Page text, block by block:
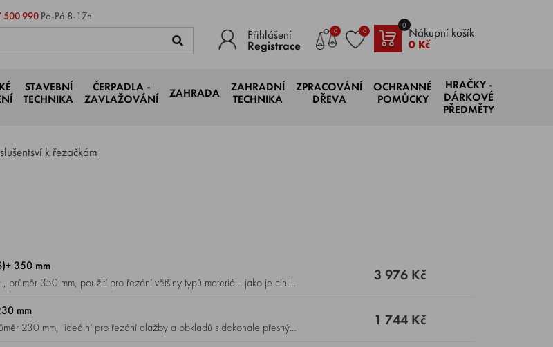
500 990 Po-Pá 8-17h
Přihlášení
Registrace
0 0 Nákupní košík
0 Kč
0
STAVEBNÍ
TECHNIKA
ČERPADLA -
ZAVLAŽOVÁNÍ
ZAHRADA
ZAHRADNÍ
TECHNIKA
ZPRACOVÁNÍ
DŘEVA
OCHRANNÉ
POMŮCKY
HRAČKY -
DÁRKOVÉ
PŘEDMĚTY
k řezačkám
350 mm
3 976 Kč
mm
1 744 Kč